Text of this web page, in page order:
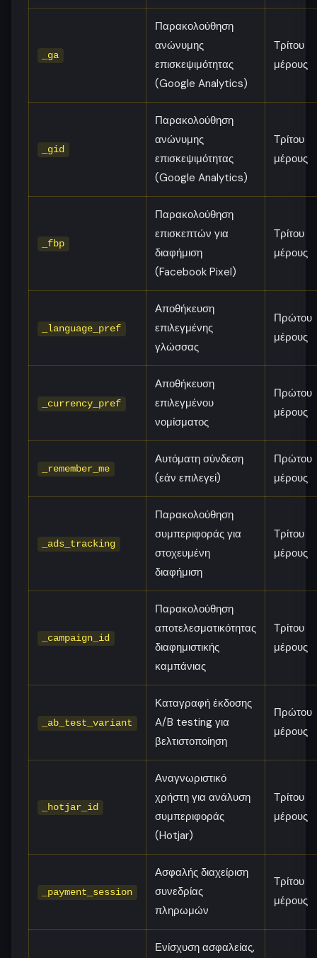
_ga
Παρακολούθηση
ανώνυμης
επισκεψιμότητας
(Google Analytics)
Τρίτου
μέρους
_gid
Παρακολούθηση
ανώνυμης
επισκεψιμότητας
(Google Analytics)
Τρίτου
μέρους
_fbp
Παρακολούθηση
επισκεπτών για
διαφήμιση
(Facebook Pixel)
Τρίτου
μέρους
_language_pref
Αποθήκευση
επιλεγμένης
γλώσσας
Πρώτου
μέρους
_currency_pref
Αποθήκευση
επιλεγμένου
νομίσματος
Πρώτου
μέρους
_remember_me
Αυτόματη σύνδεση
(εάν επιλεγεί)
Πρώτου
μέρους
_ads_tracking
Παρακολούθηση
συμπεριφοράς για
στοχευμένη
διαφήμιση
Τρίτου
μέρους
_campaign_id
Παρακολούθηση
αποτελεσματικότητας
διαφημιστικής
καμπάνιας
Τρίτου
μέρους
_ab_test_variant
Καταγραφή έκδοσης
A/B testing για
βελτιστοποίηση
Πρώτου
μέρους
_hotjar_id
Αναγνωριστικό
χρήστη για ανάλυση
συμπεριφοράς
(Hotjar)
Τρίτου
μέρους
_payment_session
Ασφαλής διαχείριση
συνεδρίας
πληρωμών
Τρίτου
μέρους
Ενίσχυση ασφαλείας,